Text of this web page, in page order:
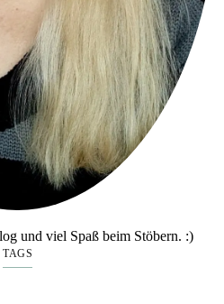
und viel Spaß beim Stöbern. :)
TAGS